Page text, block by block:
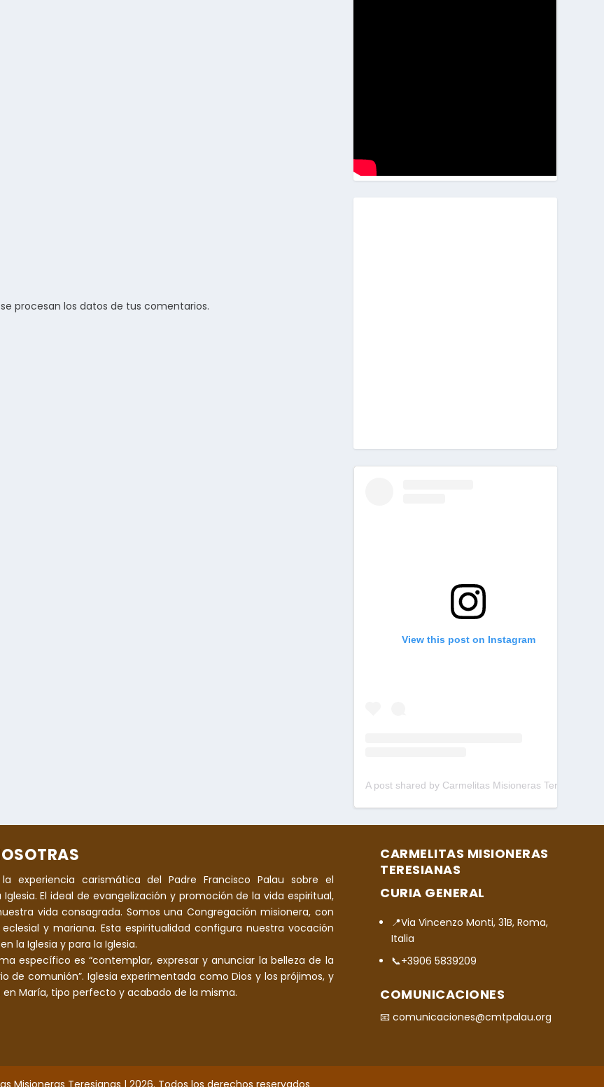
procesan los datos de tus comentarios.
View this post on Instagram
experiencia carismática del Padre Francisco Palau sobre el
El ideal de evangelización y promoción de la vida espiritual,
vida consagrada. Somos una Congregación misionera, con
y mariana. Esta espiritualidad configura nuestra vocación
la Iglesia y para la Iglesia.
específico es “contemplar, expresar y anunciar la belleza de la
de comunión”. Iglesia experimentada como Dios y los prójimos, y
María, tipo perfecto y acabado de la misma.
CARMELITAS MISIONERAS
TERESIANAS
CURIA GENERAL
📍Via Vincenzo Monti, 31B, Roma,
Italia
📞+3906 5839209
COMUNICACIONES
📧 comunicaciones@cmtpalau.org